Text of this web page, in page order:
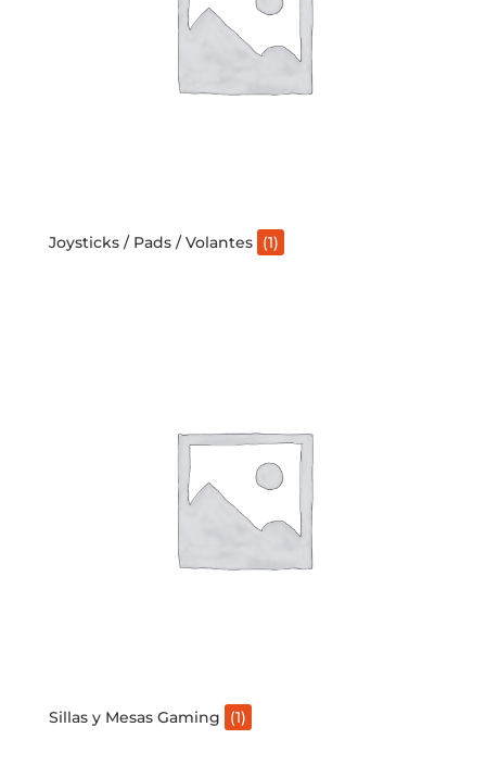
Joysticks / Pads / Volantes (1)
Sillas y Mesas Gaming (1)